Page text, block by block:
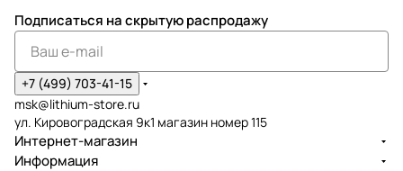
Подписаться на скрытую распродажу
+7 (499) 703-41-15
msk@lithium-store.ru
ул. Кировоградская 9к1 магазин номер 115
Интернет-магазин
Информация